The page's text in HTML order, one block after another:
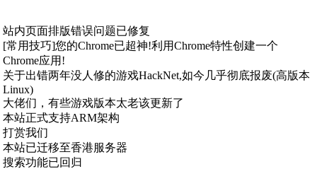
站内页面排版错误问题已修复
[常用技巧]您的Chrome已超神!利用Chrome特性创建一个
Chrome应用!
关于出错两年没人修的游戏HackNet,如今几乎彻底报废(高版本
Linux)
大佬们，有些游戏版本太老该更新了
本站正式支持ARM架构
打赏我们
本站已迁移至香港服务器
搜索功能已回归